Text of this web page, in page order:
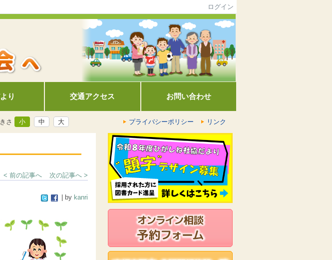
ログイン
り 交通アクセス お問い合わせ
さ 小 中 大 プライバシーポリシー リンク
< 前の記事へ 次の記事へ >
| by kanri